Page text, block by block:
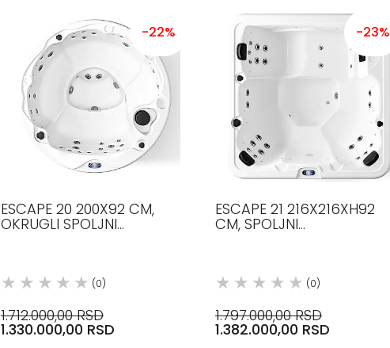
-22%
ESCAPE 20 200X92 CM,
OKRUGLI SPOLJNI
(0)
1.712.000,00 RSD
1.330.000,00 RSD
-23%
ESCAPE 21 216X216XH92
CM, SPOLJNI
(0)
1.797.000,00 RSD
1.382.000,00 RSD